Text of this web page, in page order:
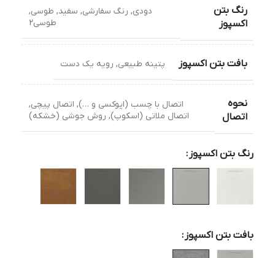
رنگ بتن
اکسپوز
دودی, رنگ سفارشی, سفید, طوسی,
طوسی2
بافت بتن اکسپوز پتینه طبیعی, رویه یک دست
نحوه
اتصال
اتصال با چسب (اپوکسی و …), اتصال پیچی,
اتصال ملاتی (اسکوپ), روش جوشی (خشکه)
رنگ بتن اکسپوز
بافت بتن اکسپوز